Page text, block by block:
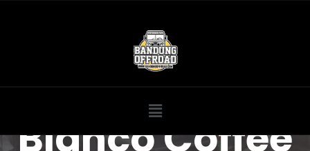
Blanco Coffee